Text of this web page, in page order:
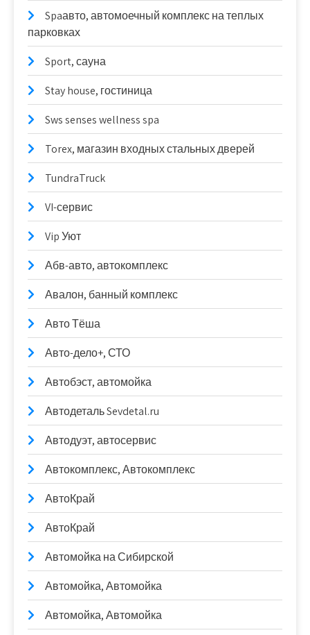
Spaавто, автомоечный комплекс на теплых
парковках
Sport, сауна
Stay house, гостиница
Sws senses wellness spa
Torex, магазин входных стальных дверей
TundraTruck
VI-сервис
Vip Уют
Абв-авто, автокомплекс
Авалон, банный комплекс
Авто Тёша
Авто-дело+, СТО
Автобэст, автомойка
Автодеталь Sevdetal.ru
Автодуэт, автосервис
Автокомплекс, Автокомплекс
АвтоКрай
АвтоКрай
Автомойка на Сибирской
Автомойка, Автомойка
Автомойка, Автомойка